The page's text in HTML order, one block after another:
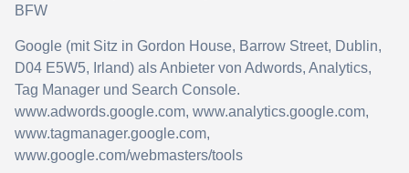
BFW
Google (mit Sitz in Gordon House, Barrow Street, Dublin,
D04 E5W5, Irland) als Anbieter von Adwords, Analytics,
Tag Manager und Search Console.
www.adwords.google.com, www.analytics.google.com,
www.tagmanager.google.com,
www.google.com/webmasters/tools